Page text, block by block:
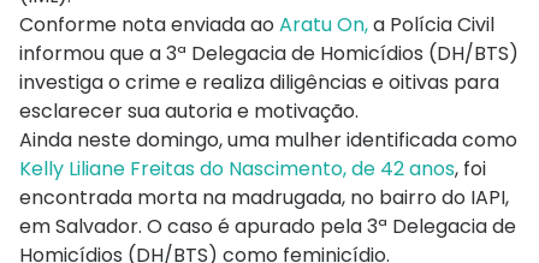
Conforme nota enviada ao Aratu On,a Polícia Civil
informou que a 3ª Delegacia de Homicídios (DH/BTS)
investiga o crime e realiza diligências e oitivas para
esclarecer sua autoria e motivação.
Ainda neste domingo, uma mulher identificada como
Kelly Liliane Freitas do Nascimento, de 42 anos, foi
encontrada morta na madrugada, no bairro do IAPI,
em Salvador. O caso é apurado pela 3ª Delegacia de
Homicídios (DH/BTS) como feminicídio.